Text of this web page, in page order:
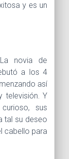
y es un
novia de
a los 4
así
televisión. Y
curioso, sus
tal su deseo
cabello para